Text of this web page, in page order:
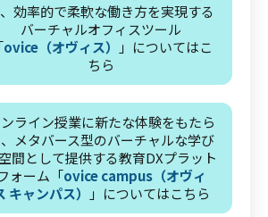
、効率的で柔軟な働き方を実現する
バーチャルオフィスツール
ovice（オヴィス）
」についてはこ
ちら
ライン授業に新たな体験をもたら
、メタバース型のバーチャルな学び
間として提供する教育DXプラット
ォーム「ovice campus（オヴィ
キャンパス）
」についてはこちら